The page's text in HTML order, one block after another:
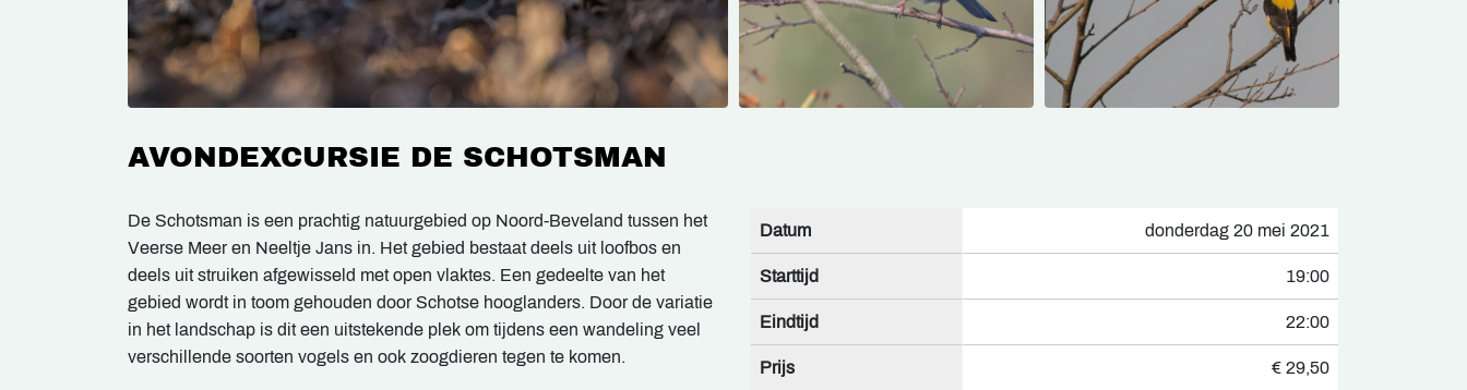
AVONDEXCURSIE DE SCHOTSMAN
De Schotsman is een prachtig natuurgebied op Noord-Beveland tussen het
Veerse Meer en Neeltje Jans in. Het gebied bestaat deels uit loofbos en
deels uit struiken afgewisseld met open vlaktes. Een gedeelte van het
gebied wordt in toom gehouden door Schotse hooglanders. Door de variatie
in het landschap is dit een uitstekende plek om tijdens een wandeling veel
verschillende soorten vogels en ook zoogdieren tegen te komen.
Datum donderdag 20 mei 2021
Starttijd 19:00
Eindtijd 22:00
Prijs € 29,50